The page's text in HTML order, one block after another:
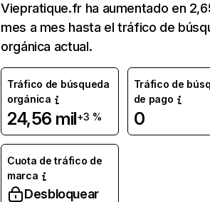
Viepratique.fr ha aumentado en
mes a mes hasta el tráfico de
orgánica actual.
Tráfico de búsqueda
orgánica
24,56 mil+3 %
Tráfico de
de pago
0
Cuota de tráfico de
marca
Desbloquear